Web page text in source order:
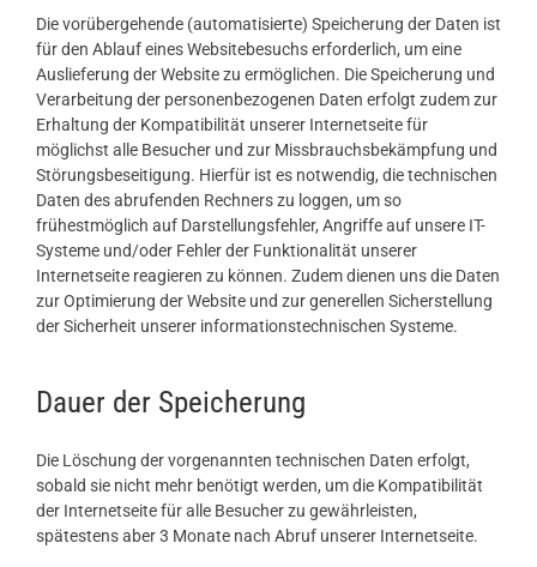
Die vorübergehende (automatisierte) Speicherung der Daten ist
für den Ablauf eines Websitebesuchs erforderlich, um eine
Auslieferung der Website zu ermöglichen. Die Speicherung und
Verarbeitung der personenbezogenen Daten erfolgt zudem zur
Erhaltung der Kompatibilität unserer Internetseite für
möglichst alle Besucher und zur Missbrauchsbekämpfung und
Störungsbeseitigung. Hierfür ist es notwendig, die technischen
Daten des abrufenden Rechners zu loggen, um so
frühestmöglich auf Darstellungsfehler, Angriffe auf unsere IT-
Systeme und/oder Fehler der Funktionalität unserer
Internetseite reagieren zu können. Zudem dienen uns die Daten
zur Optimierung der Website und zur generellen Sicherstellung
der Sicherheit unserer informationstechnischen Systeme.
Dauer der Speicherung
Die Löschung der vorgenannten technischen Daten erfolgt,
sobald sie nicht mehr benötigt werden, um die Kompatibilität
der Internetseite für alle Besucher zu gewährleisten,
spätestens aber 3 Monate nach Abruf unserer Internetseite.